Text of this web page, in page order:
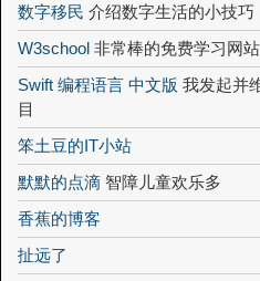
数字移民 介绍数字生活的小技巧
W3school 非常棒的免费学习网站
Swift 编程语言 中文版 我发起并
目
笨土豆的IT小站
默默的点滴 智障儿童欢乐多
香蕉的博客
扯远了